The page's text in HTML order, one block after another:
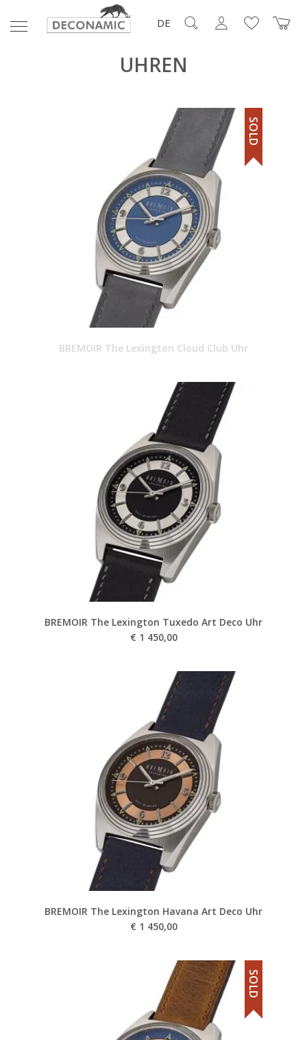
DE
UHREN
BREMOIR The Lexington Cloud Club Uhr
SOLD
BREMOIR The Lexington Tuxedo Art Deco Uhr
€ 1 450,00
BREMOIR The Lexington Havana Art Deco Uhr
€ 1 450,00
SOLD